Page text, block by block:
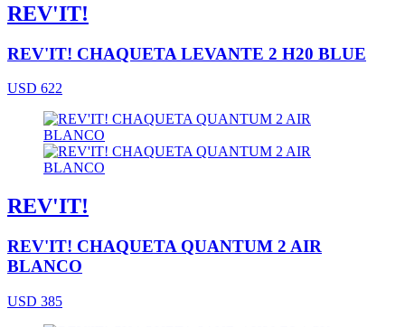
REV'IT!
REV'IT! CHAQUETA LEVANTE 2 H20 BLUE
USD 622
REV'IT!
REV'IT! CHAQUETA QUANTUM 2 AIR
BLANCO
USD 385